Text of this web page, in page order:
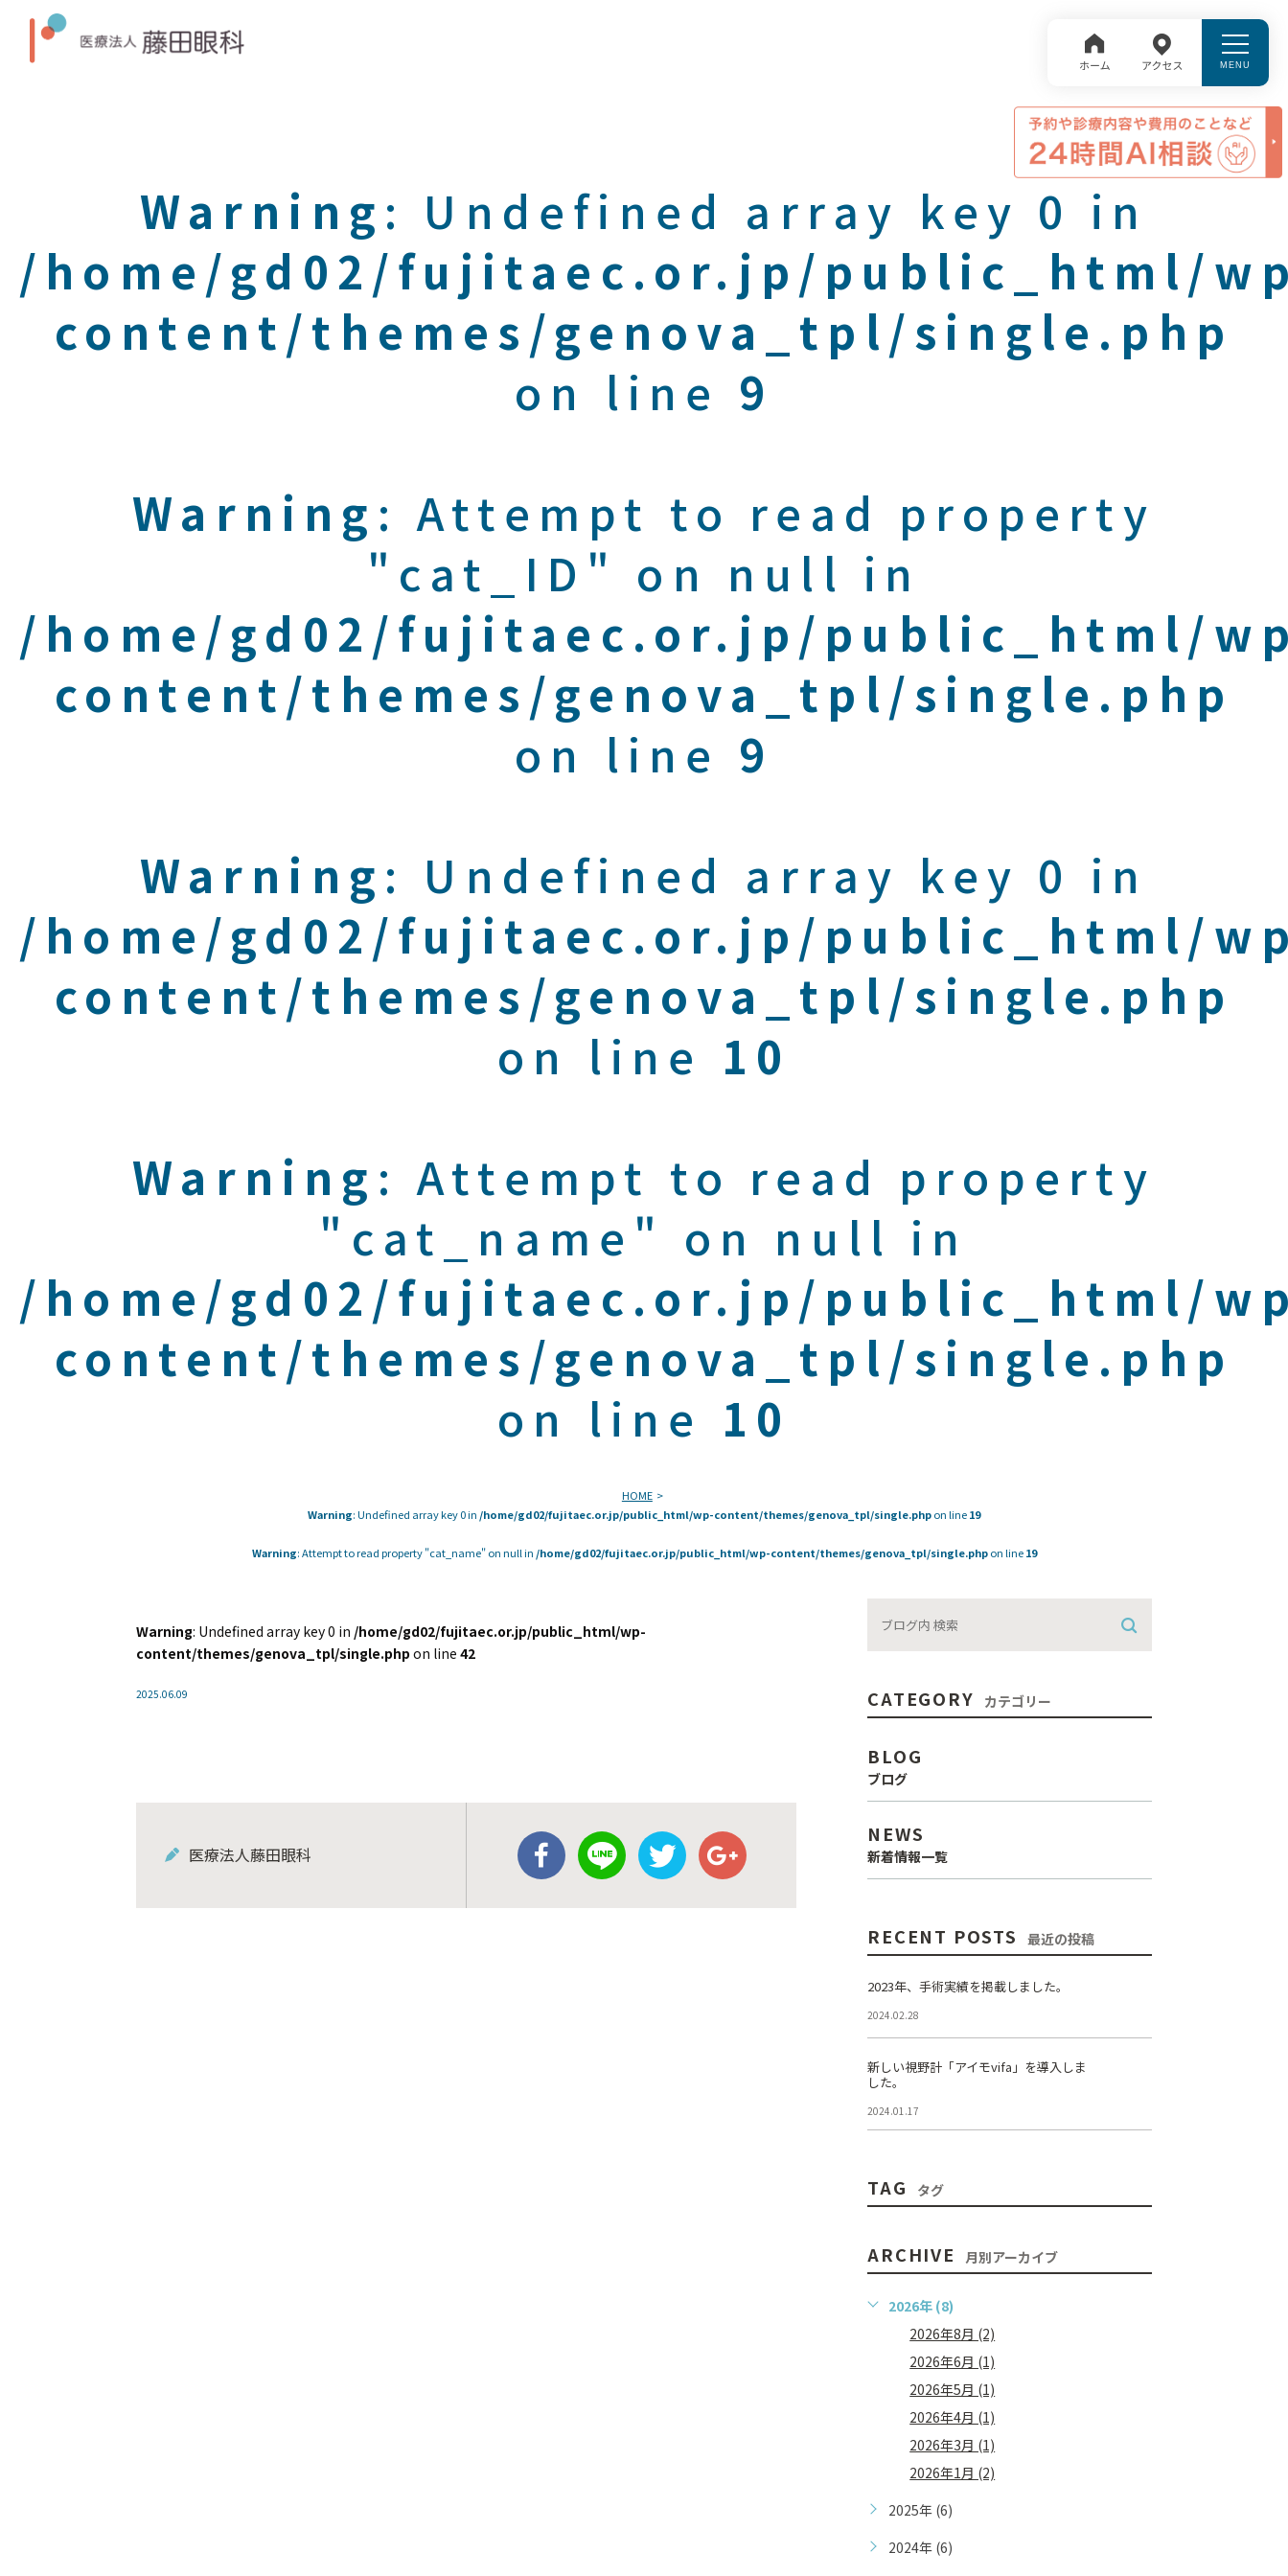
Warning: Undefined array key 0 in
/home/gd02/fujitaec.or.jp/public_html/
content/themes/genova_tpl/single.php
on line 9
Warning : Attempt to read property
"cat_ID" on null in
/home/gd02/fujitaec.or.jp/public_html/
content/themes/genova_tpl/single.php
on line 9
Warning: Undefined array key 0 in
/home/gd02/fujitaec.or.jp/public_html/
content/themes/genova_tpl/single.php
on line 10
Warning : Attempt to read property
"cat_name" on null in
/home/gd02/fujitaec.or.jp/public_html/
content/themes/genova_tpl/single.php
on line 10
HOME
Warning: Undefined array key 0 in /home/gd02/fujitaec.or.jp/public_html/wp-content/themes/genova_tpl/single.phpon line19
Warning: Attempt to read property "cat_name" on null in /home/gd02/fujitaec.or.jp/public_html/wp-content/themes/genova_tpl/single.phpon line19
Warning: Undefined array key 0 in /home/gd02/fujitaec.or.jp/public_html/wp-
content/themes/genova_tpl/single.php on line 42
2025.06.09
医療法人藤田眼科
CATEGORY カテゴリー
BLOG
ブログ
NEWS
新着情報一覧
RECENT POSTS 最近の投稿
2023年、手術実績を掲載しました。
2024.02.28
新しい視野計「アイモvifa」を導入しま
した。
2024.01.17
TAG タグ
ARCHIVE 月別アーカイブ
2026年 (8)
2026年8月 (2)
2026年6月 (1)
2026年5月 (1)
2026年4月 (1)
2026年3月 (1)
2026年1月 (2)
2025年 (6)
2024年 (6)